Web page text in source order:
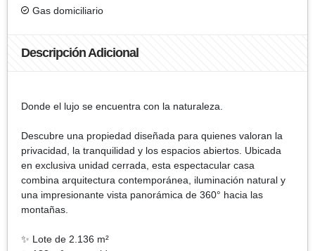
Gas domiciliario
Descripción Adicional
Donde el lujo se encuentra con la naturaleza.
Descubre una propiedad diseñada para quienes valoran la
privacidad, la tranquilidad y los espacios abiertos. Ubicada
en exclusiva unidad cerrada, esta espectacular casa
combina arquitectura contemporánea, iluminación natural y
una impresionante vista panorámica de 360° hacia las
montañas.
✨ Lote de 2.136 m²